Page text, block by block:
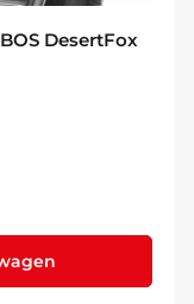
DesertFox